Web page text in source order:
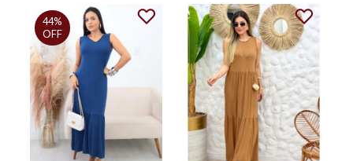
50%
OFF